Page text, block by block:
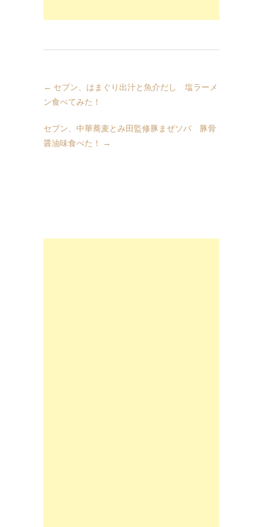
← セブン、はまぐり出汁と魚介だし 塩ラーメ
ン食べてみた！
セブン、中華蕎麦とみ田監修豚まぜソバ 豚骨
醤油味食べた！
→